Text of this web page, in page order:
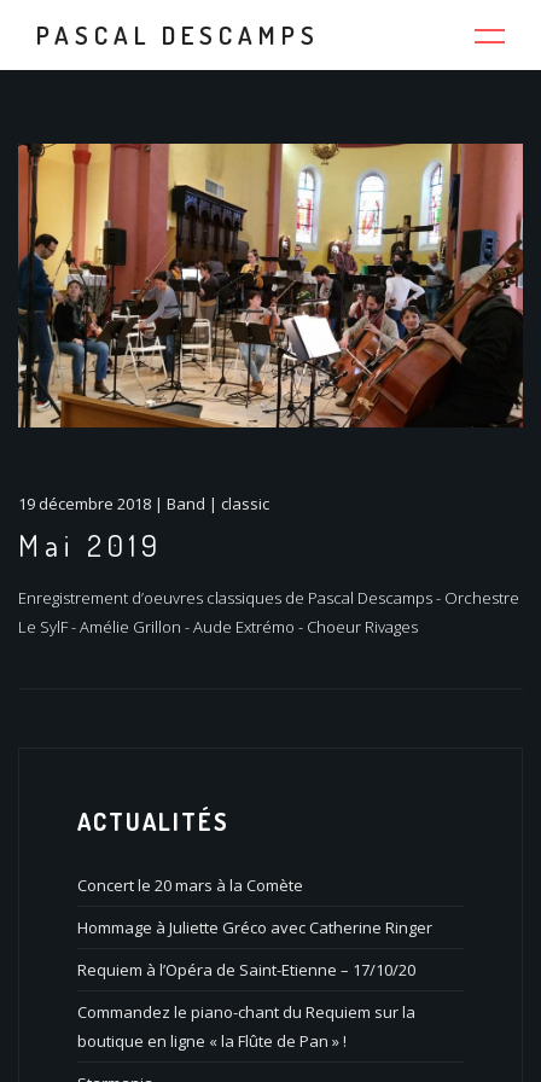
PASCAL DESCAMPS
19 décembre 2018 | Band | classic
Mai 2019
Enregistrement d’oeuvres classiques de Pascal Descamps - Orchestre
Le SylF - Amélie Grillon - Aude Extrémo - Choeur Rivages
ACTUALITÉS
Concert le 20 mars à la Comète
Hommage à Juliette Gréco avec Catherine Ringer
Requiem à l’Opéra de Saint-Etienne – 17/10/20
Commandez le piano-chant du Requiem sur la
boutique en ligne « la Flûte de Pan » !